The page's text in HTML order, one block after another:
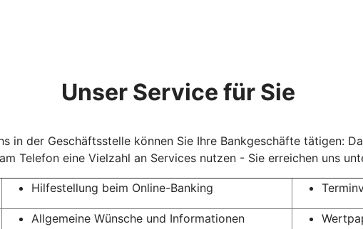
Unser Service für Sie
in der Geschäftsstelle können Sie Ihre Bankgeschäfte tätigen:
Telefon eine Vielzahl an Services nutzen - Sie erreichen uns
Hilfestellung beim Online-Banking
Allgemeine Wünsche und Informationen